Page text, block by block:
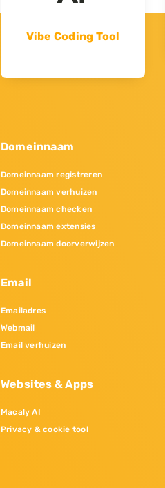
Vibe Coding Tool
Domeinnaam
Domeinnaam registreren
Domeinnaam verhuizen
Domeinnaam checken
Domeinnaam extensies
Domeinnaam doorverwijzen
Email
Emailadres
Webmail
Email verhuizen
Websites & Apps
Macaly AI
Privacy & cookie tool